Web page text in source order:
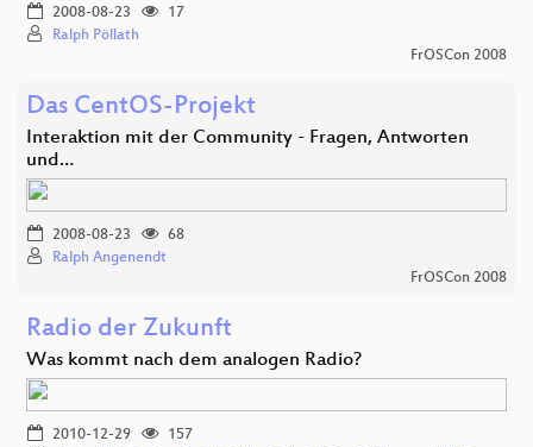
2008-08-23
17
Ralph Pöllath
FrOSCon 2008
Das CentOS-Projekt
Interaktion mit der Community - Fragen, Antworten
und…
2008-08-23
68
Ralph Angenendt
FrOSCon 2008
Radio der Zukunft
Was kommt nach dem analogen Radio?
2010-12-29
157